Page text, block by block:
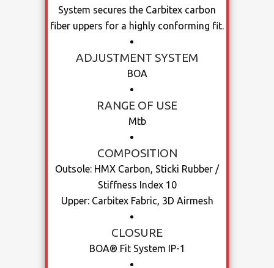
System secures the Carbitex carbon
fiber uppers for a highly conforming fit.
ADJUSTMENT SYSTEM
BOA
RANGE OF USE
Mtb
COMPOSITION
Outsole: HMX Carbon, Sticki Rubber /
Stiffness Index 10
Upper: Carbitex Fabric, 3D Airmesh
CLOSURE
BOA® Fit System IP-1